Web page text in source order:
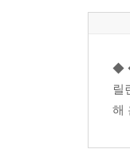
17. 주
20. 부록
고도
마켓
◆
릴
해